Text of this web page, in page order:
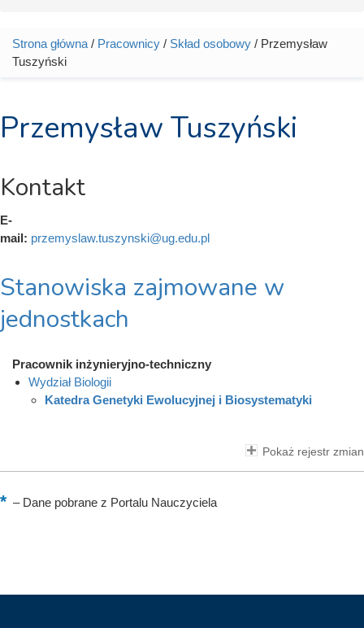
Jesteś tutaj
Strona główna / Pracownicy / Skład osobowy / Przemysław
Tuszyński
Przemysław Tuszyński
Kontakt
E-
mail: przemyslaw.tuszynski@ug.edu.pl
Stanowiska zajmowane w
jednostkach
Pracownik inżynieryjno-techniczny
Wydział Biologii
Katedra Genetyki Ewolucyjnej i Biosystematyki
Pokaż rejestr zmian
–Dane pobrane z Portalu Nauczyciela